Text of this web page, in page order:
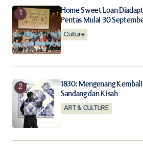
Your E-mail*
Save my name, email, and
the next time I comment.
Notify me of new posts by email.
Submit Comment
Home Sweet Loan
Pentas Mulai 30
Culture
1830: Mengenang
Sandang dan Kisah
ART & CULTURE